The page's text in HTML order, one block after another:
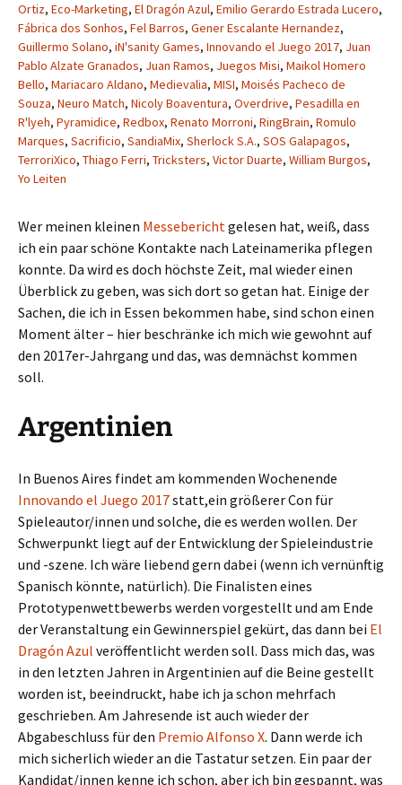
Ortiz, Eco-Marketing, El Dragón Azul, Emilio Gerardo Estrada Lucero,
Fábrica dos Sonhos, Fel Barros, Gener Escalante Hernandez,
Guillermo Solano, iN'sanity Games, Innovando el Juego 2017, Juan
Pablo Alzate Granados, Juan Ramos, Juegos Misi, Maikol Homero
Bello, Mariacaro Aldano, Medievalia, MISI, Moisés Pacheco de
Souza, Neuro Match, Nicoly Boaventura, Overdrive, Pesadilla en
R'lyeh, Pyramidice, Redbox, Renato Morroni, RingBrain, Romulo
Marques, Sacrificio, SandiaMix, Sherlock S.A., SOS Galapagos,
TerroriXico, Thiago Ferri, Tricksters, Victor Duarte, William Burgos,
Yo Leiten
Wer meinen kleinen Messeberichtgelesen hat, weiß, dass
ich ein paar schöne Kontakte nach Lateinamerika pflegen
konnte. Da wird es doch höchste Zeit, mal wieder einen
Überblick zu geben, was sich dort so getan hat. Einige der
Sachen, die ich in Essen bekommen habe, sind schon einen
Moment älter – hier beschränke ich mich wie gewohnt auf
den 2017er-Jahrgang und das, was demnächst kommen
soll.
Argentinien
In Buenos Aires findet am kommenden Wochenende
Innovando el Juego 2017statt,ein größerer Con für
Spieleautor/innen und solche, die es werden wollen. Der
Schwerpunkt liegt auf der Entwicklung der Spieleindustrie
und -szene. Ich wäre liebend gern dabei (wenn ich vernünftig
Spanisch könnte, natürlich). Die Finalisten eines
Prototypenwettbewerbs werden vorgestellt und am Ende
der Veranstaltung ein Gewinnerspiel gekürt, das dann bei El
Dragón Azul veröffentlicht werden soll. Dass mich das, was
in den letzten Jahren in Argentinien auf die Beine gestellt
worden ist, beeindruckt, habe ich ja schon mehrfach
geschrieben. Am Jahresende ist auch wieder der
Abgabeschluss für den Premio Alfonso X. Dann werde ich
mich sicherlich wieder an die Tastatur setzen. Ein paar der
Kandidat/innen kenne ich schon, aber ich bin gespannt, was